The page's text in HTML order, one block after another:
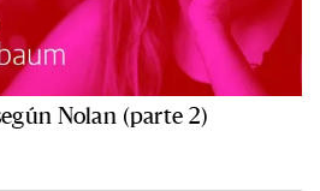
Nolan (parte 2)